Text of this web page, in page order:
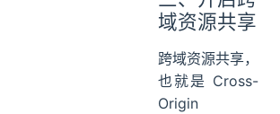
域资源共享
跨域资源共享，
也就是 Cross-
Origin